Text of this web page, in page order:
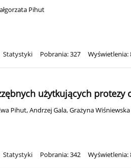
Pihut
Statystyki Pobrania: 327 Wyświetlenia:
użytkujących protezy
Pihut,Andrzej Gala,Grażyna Wiśniewska
Statystyki Pobrania: 342 Wyświetlenia: